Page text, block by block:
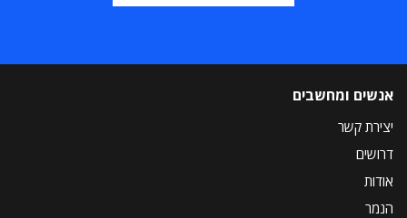
אנשים ומחשבים
יצירת קשר
דרושים
אודות
הנמר